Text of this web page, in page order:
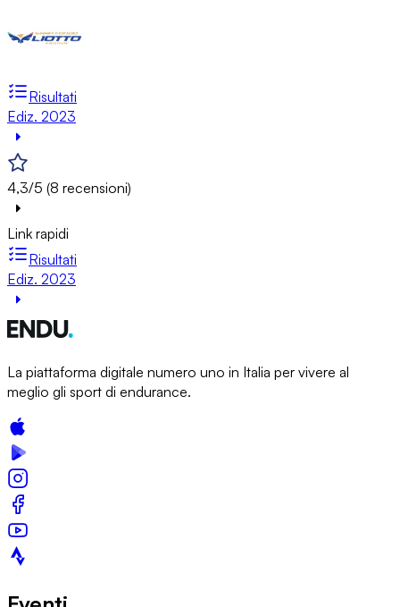
Risultati
Ediz. 2023
4,3/5 (8 recensioni)
Link rapidi
Risultati
Ediz. 2023
La piattaforma digitale numero uno in Italia per vivere al
meglio gli sport di endurance.